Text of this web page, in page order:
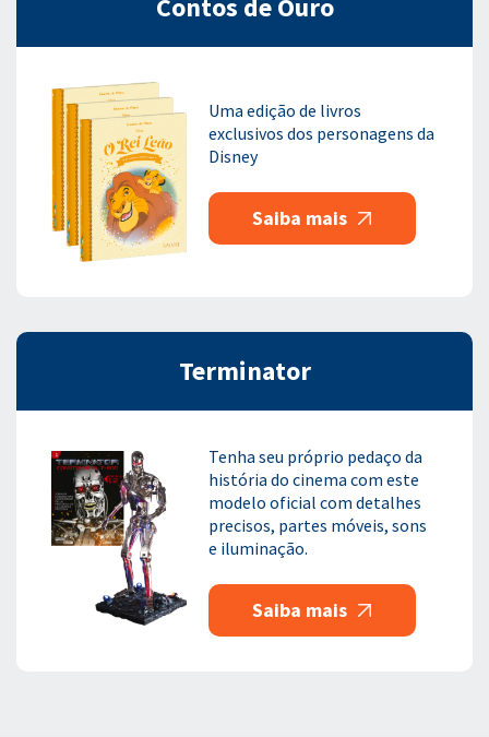
Contos de Ouro
Uma edição de livros
exclusivos dos personagens da
Disney
Saiba mais
Terminator
Tenha seu próprio pedaço da
história do cinema com este
modelo oficial com detalhes
precisos, partes móveis, sons
e iluminação.
Saiba mais